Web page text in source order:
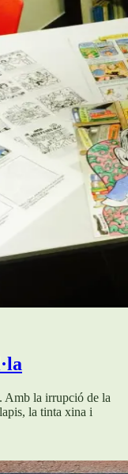
Amb la irrupció de la
la tinta xina i